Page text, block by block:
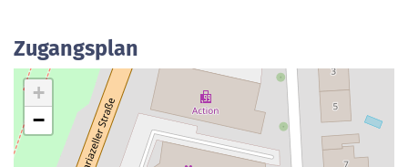
Zugangsplan
+
−